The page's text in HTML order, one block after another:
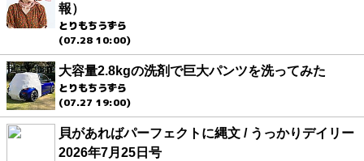
報）
とりもちうずら
(07.28 10:00)
大容量2.8kgの洗剤で巨大パンツを洗ってみた
とりもちうずら
(07.27 19:00)
貝があればパーフェクトに縄文 / うっかりデイリー
2026年7月25日号